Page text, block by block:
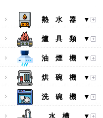
熱 水 器 ▼
爐 具 類 ▼
油 煙 機 ▼
烘 碗 機 ▼
洗 碗 機 ▼
水 槽 ▼